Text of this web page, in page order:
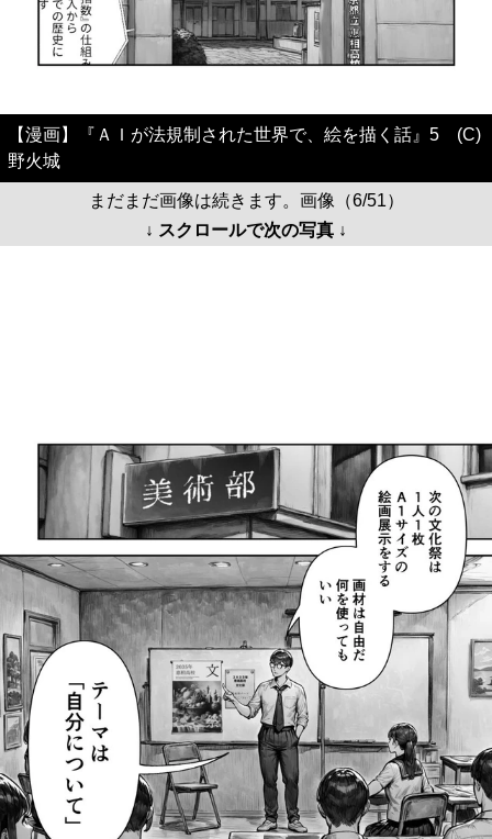
【漫画】『ＡＩが法規制された世界で、絵を描く話』5 (C)
野火城
まだまだ画像は続きます。画像（6/51）
↓ スクロールで次の写真 ↓